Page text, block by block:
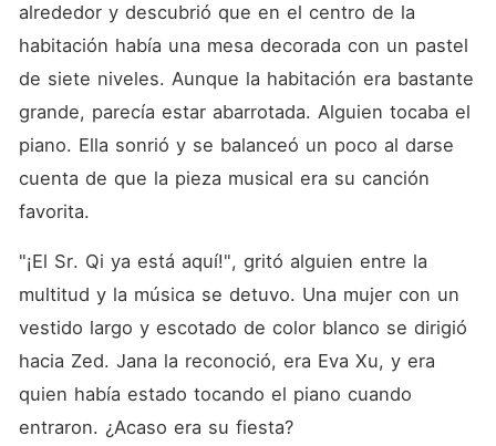
alrededor y descubrió que en el centro de la
habitación había una mesa decorada con un pastel
de siete niveles. Aunque la habitación era bastante
grande, parecía estar abarrotada. Alguien tocaba el
piano. Ella sonrió y se balanceó un poco al darse
cuenta de que la pieza musical era su canción
favorita.
"¡El Sr. Qi ya está aquí!", gritó alguien entre la
multitud y la música se detuvo. Una mujer con un
vestido largo y escotado de color blanco se dirigió
hacia Zed. Jana la reconoció, era Eva Xu, y era
quien había estado tocando el piano cuando
entraron. ¿Acaso era su fiesta?